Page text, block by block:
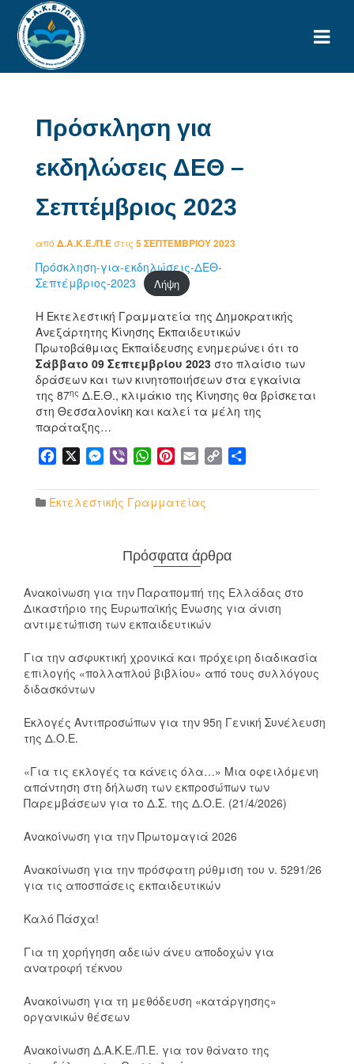
Πρόσκληση για
εκδηλώσεις ΔΕΘ –
Σεπτέμβριος 2023
από Δ.Α.Κ.Ε./Π.Εστις 5 ΣΕΠΤΕΜΒΡΊΟΥ 2023
Πρόσκληση-για-εκδηλώσεις-ΔΕΘ-
Σεπτέμβριος-2023
Λήψη
Η Εκτελεστική Γραμματεία της Δημοκρατικής
Ανεξάρτητης Κίνησης Εκπαιδευτικών
Πρωτοβάθμιας Εκπαίδευσης ενημερώνει ότι το
Σάββατο 09 Σεπτεμβρίου 2023 στο πλαίσιο των
δράσεων και των κινητοποιήσεων στα εγκαίνια
της 87ης Δ.Ε.Θ., κλιμάκιο της Κίνησης θα βρίσκεται
στη Θεσσαλονίκη και καλεί τα μέλη της
παράταξης…
Facebook Messenger
Viber WhatsApp
Pinterest
Email Copy
Εκτελεστικής Γραμματείας
Πρόσφατα άρθρα
Ανακοίνωση για την Παραπομπή της Ελλάδας στο
Δικαστήριο της Ευρωπαϊκής Ένωσης για άνιση
αντιμετώπιση των εκπαιδευτικών
Για την ασφυκτική χρονικά και πρόχειρη διαδικασία
επιλογής «πολλαπλού βιβλίου» από τους συλλόγους
διδασκόντων
Εκλογές Αντιπροσώπων για την 95η Γενική Συνέλευση
της Δ.Ο.Ε.
«Για τις εκλογές τα κάνεις όλα…» Μια οφειλόμενη
απάντηση στη δήλωση των εκπροσώπων των
Παρεμβάσεων για το Δ.Σ. της Δ.Ο.Ε. (21/4/2026)
Ανακοίνωση για την Πρωτομαγιά 2026
Ανακοίνωση για την πρόσφατη ρύθμιση του ν. 5291/26
για τις αποσπάσεις εκπαιδευτικών
Καλό Πάσχα!
Για τη χορήγηση αδειών άνευ αποδοχών για
ανατροφή τέκνου
Ανακοίνωση για τη μεθόδευση «κατάργησης»
οργανικών θέσεων
Ανακοίνωση Δ.Α.Κ.Ε./Π.Ε. για τον θάνατο της